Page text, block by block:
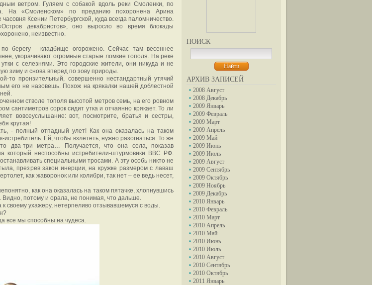
ПОИСК
АРХИВ ЗАПИСЕЙ
2008 Август
2008 Декабрь
2009 Январь
2009 Февраль
2009 Март
2009 Апрель
2009 Май
2009 Июнь
2009 Июль
2009 Август
2009 Сентябрь
2009 Октябрь
2009 Ноябрь
2009 Декабрь
2010 Январь
2010 Февраль
2010 Март
2010 Апрель
2010 Май
2010 Июнь
2010 Июль
2010 Август
2010 Сентябрь
2010 Октябрь
2011 Январь
ветром. Гуляем с собакой вдоль реки Смоленки, по
На «Смоленском» по преданию похоронена Арина
Ксении Петербургской, куда всегда паломничество.
декабристов», оно выросло во время блокады
неизвестно.
берегу - кладбище огорожено. Сейчас там весеннее
укорачивают огромные старые ломкие тополя. На реке
с селезнями. Это городские жители, они никуда и не
зиму и снова вперед по зову природы.
то пронзительный, совершенно нестандартный утячий
его не назовешь. Похож на крякалки нашей доблестной
стволе тополя высотой метров семь, на его ровном
сантиметров сорок сидит утка и отчаянно крякает. То ли
вовсеуслышание: вот, посмотрите, братья и сестры,
крутая!
- полный отпадный улет! Как она оказалась на таком
истребитель. Ей, чтобы взлететь, нужно разогнаться. То же
два-три метра… Получается, что она села, показав
который неспособны истребители-штурмовики ВВС РФ.
специальными тросами. А эту особь никто не
презрев закон инерции, на кружке размером с лаваш
как жаворонок или колибри, так нет – ее ведь несет,
как она оказалась на таком пятачке, хлопнувшись
Видно, потому и орала, не понимая, что дальше.
к своему ухажеру, нетерпеливо отзывавшемуся с воды.
все мы способны на чудеса.